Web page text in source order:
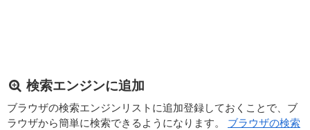
検索エンジンに追加
ブラウザの検索エンジンリストに追加登録しておくことで、ブ
ラウザから簡単に検索できるようになります。 ブラウザの検索